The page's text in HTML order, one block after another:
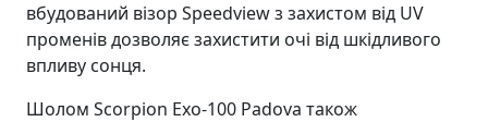
вбудований візор Speedview з захистом від UV
променів дозволяє захистити очі від шкідливого
впливу сонця.
Шолом Scorpion Exo-100 Padova також